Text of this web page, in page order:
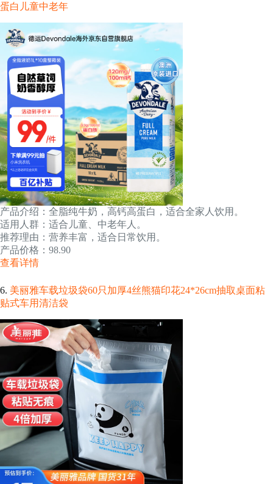
蛋白儿童中老年
产品介绍：全脂纯牛奶，高钙高蛋白，适合全家人饮用。
适用人群：适合儿童、中老年人。
推荐理由：营养丰富，适合日常饮用。
产品价格：98.90
查看详情
6. 美丽雅车载垃圾袋60只加厚4丝熊猫印花24*26cm抽取桌面粘
贴式车用清洁袋